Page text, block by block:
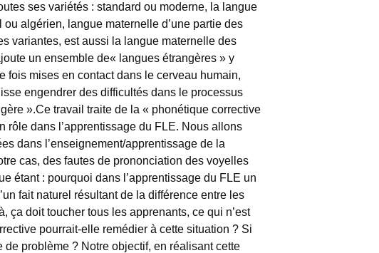
ses variétés : standard ou moderne, la langue
algérien, langue maternelle d’une partie des
variantes, est aussi la langue maternelle des
un ensemble de« langues étrangères » y
fois mises en contact dans le cerveau humain,
engendrer des difficultés dans le processus
».Ce travail traite de la « phonétique corrective
rôle dans l’apprentissage du FLE. Nous allons
dans l’enseignement/apprentissage de la
cas, des fautes de prononciation des voyelles
étant : pourquoi dans l’apprentissage du FLE un
fait naturel résultant de la différence entre les
ça doit toucher tous les apprenants, ce qui n’est
pourrait-elle remédier à cette situation ? Si
problème ? Notre objectif, en réalisant cette